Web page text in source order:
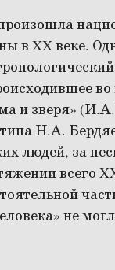
в XX веке.
и зверя»
Н.А.
людей, за
всего
не